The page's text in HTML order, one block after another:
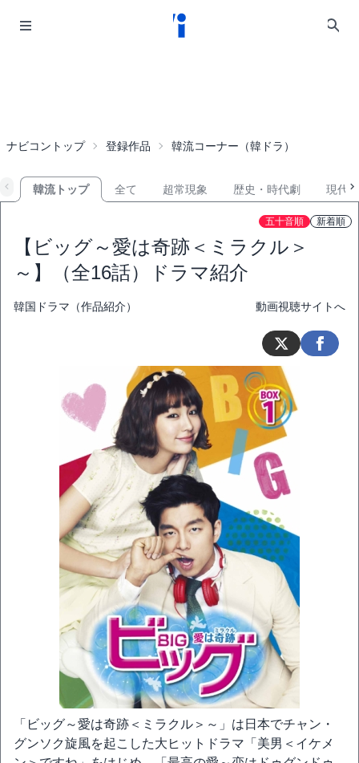
ナビコントップ 登録作品 韓流コーナー（韓ドラ）
韓流トップ 全て 超常現象 歴史・時代劇 現代
五十音順 新着順
【ビッグ～愛は奇跡＜ミラクル＞
～】（全16話）ドラマ紹介
韓国ドラマ（作品紹介） 動画視聴サイトへ
「ビッグ～愛は奇跡＜ミラクル＞～」は日本でチャン・
グンソク旋風を起こした大ヒットドラマ「美男＜イケメ